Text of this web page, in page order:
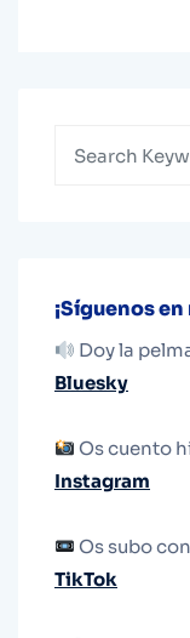
¡Síguenos
Doy la
Bluesky
Os cuento
Instagram
Os subo
TikTok